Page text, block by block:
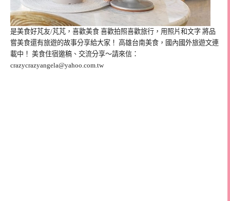
是美食好芃友/芃芃，喜歡美食 喜歡拍照喜歡旅行，用照片和文字 將品
嘗美食還有旅遊的故事分享給大家！ 高雄台南美食，國內國外旅遊文連
載中！ 美食住宿邀稿、交流分享～請來信：
crazycrazyangela@yahoo.com.tw